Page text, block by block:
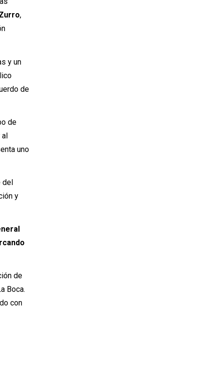
,
y un
de
de
al
uno
del
y
de
Boca.
con